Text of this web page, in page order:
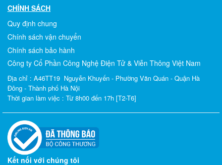
CHÍNH SÁCH
Quy định chung
Chính sách vận chuyển
Chính sách bảo hành
Công ty Cổ Phần Công Nghệ Điện Tử & Viễn Thông Việt Nam
Địa chỉ : A46TT19 Nguyễn Khuyến - Phường Văn Quán - Quận Hà
Đông - Thành phố Hà Nội
Thời gian làm việc : Từ 8h00 đến 17h [T2-T6]
Kết nối với chúng tôi